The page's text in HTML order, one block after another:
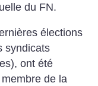
du FN.
élections
syndicats
ont été
membre de la